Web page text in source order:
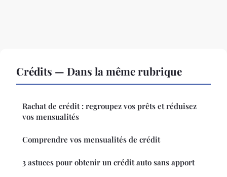
Crédits — Dans la même rubrique
Rachat de crédit : regroupez vos prêts et réduisez
vos mensualités
Comprendre vos mensualités de crédit
3 astuces pour obtenir un crédit auto sans apport